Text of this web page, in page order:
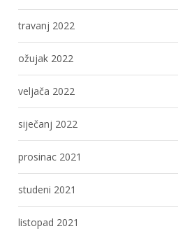
travanj 2022
ožujak 2022
veljača 2022
siječanj 2022
prosinac 2021
studeni 2021
listopad 2021